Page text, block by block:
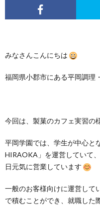
みなさんこんにちは
福岡県小郡市にある平岡調理
今回は、製菓のカフェ実習の
平岡学園では、学生が中心と
HIRAOKA」を運営していて
日元気に営業しています
一般のお客様向けに運営して
で積むことができ、就職した